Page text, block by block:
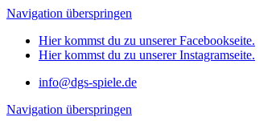
Navigation überspringen
Hier kommst du zu unserer Facebookseite.
Hier kommst du zu unserer Instagramseite.
info@dgs-spiele.de
Navigation überspringen